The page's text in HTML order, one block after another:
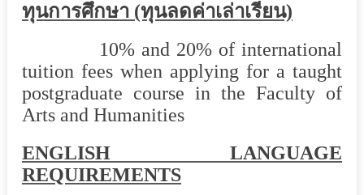
ทุนการศึกษา (ทุนลดค่าเล่าเรียน)
10% and 20% of international
tuition fees when applying for a taught
postgraduate course in the Faculty of
Arts and Humanities
ENGLISH LANGUAGE
REQUIREMENTS